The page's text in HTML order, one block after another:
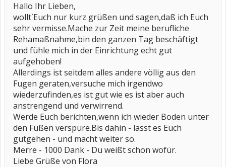
Hallo Ihr Lieben,
wollt`Euch nur kurz grüßen und sagen,daß ich Euch
sehr vermisse.Mache zur Zeit meine berufliche
Rehamaßnahme,bin den ganzen Tag beschäftigt
und fühle mich in der Einrichtung echt gut
aufgehoben!
Allerdings ist seitdem alles andere völlig aus den
Fugen geraten,versuche mich irgendwo
wiederzufinden,es ist gut wie es ist aber auch
anstrengend und verwirrend.
Werde Euch berichten,wenn ich wieder Boden unter
den Füßen verspüre.Bis dahin - lasst es Euch
gutgehen - und macht weiter so.
Merre - 1000 Dank - Du weißt schon wofür.
Liebe Grüße von Flora